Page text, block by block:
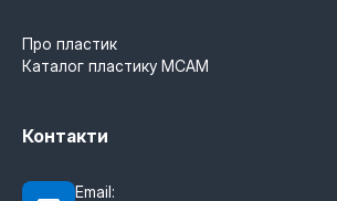
Про пластик
Каталог пластику MCAM
Контакти
Email: